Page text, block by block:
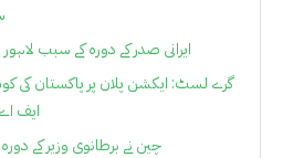
ایرانی صدر کے دورہ کے سبب
گرے لسٹ: ایکشن پلان پر پاکستان کی
ایف
چین نے برطانوی وزیر کے